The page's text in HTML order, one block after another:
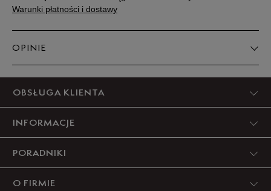
Warunki płatności i dostawy
OPINIE
OBSŁUGA KLIENTA
INFORMACJE
PORADNIKI
O FIRMIE